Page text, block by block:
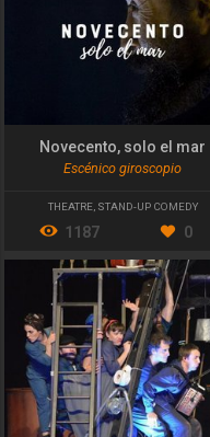
Novecento, solo el mar
Escénico giroscopio
THEATRE, STAND-UP COMEDY
1187 0